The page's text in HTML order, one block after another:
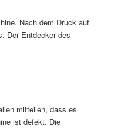
Nach dem Druck auf
Der Entdecker des
mitteilen, dass es
ist defekt. Die